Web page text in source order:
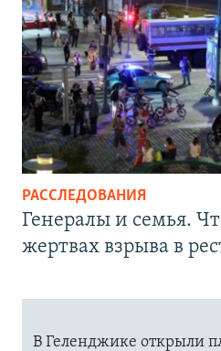
РАССЛЕДОВАНИЯ
Генералы и семья.
жертвах взрыва в